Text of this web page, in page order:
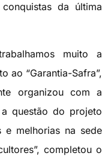
da última
muito a
ao “Garantia-Safra”,
organizou com a
a questão do projeto
e melhorias na sede
completou o